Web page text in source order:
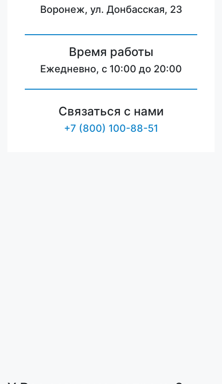
Воронеж, ул. Донбасская, 23
Время работы
Ежедневно, с 10:00 до 20:00
Связаться с нами
+7 (800) 100-88-51